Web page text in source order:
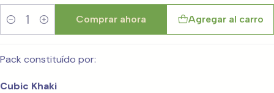
Cantidad
Agregar al carro
Comprar ahora
Pack constituído por:
Cubic Khaki